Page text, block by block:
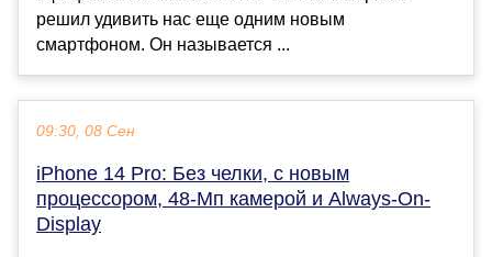
решил удивить нас еще одним новым
смартфоном. Он называется ...
09:30, 08 Сен
iPhone 14 Pro: Без челки, с новым
процессором, 48-Мп камерой и Always-On-
Display